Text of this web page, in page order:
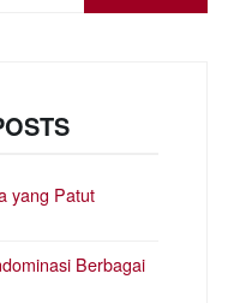
yang Patut
Berbagai